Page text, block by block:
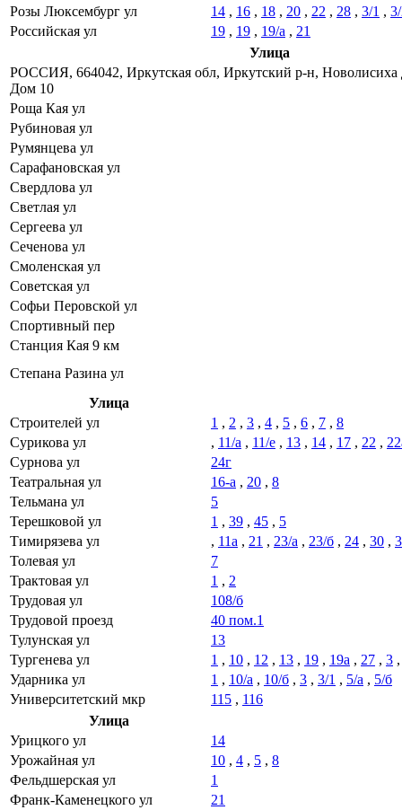
Розы Люксембург ул
14 , 16 , 18 , 20 , 22 , 28 , 3/1 ,
Российская ул
19 , 19 , 19/а , 21
Улица
РОССИЯ, 664042, Иркутская обл, Иркутский р-н, Новолисиха
Дом 10
Роща Кая ул
Рубиновая ул
Румянцева ул
Сарафановская ул
Свердлова ул
Светлая ул
Сергеева ул
Сеченова ул
Смоленская ул
Советская ул
Софьи Перовской ул
Спортивный пер
Станция Кая 9 км
Степана Разина ул
Улица
Строителей ул
1 , 2 , 3 , 4 , 5 , 6 , 7 , 8
Сурикова ул
, 11/а , 11/е , 13 , 14 , 17 , 22 ,
Сурнова ул
24г
Театральная ул
16-а , 20 , 8
Тельмана ул
5
Терешковой ул
1 , 39 , 45 , 5
Тимирязева ул
, 11а , 21 , 23/а , 23/б , 24 , 30 ,
Толевая ул
7
Трактовая ул
1 , 2
Трудовая ул
108/б
Трудовой проезд
40 пом.1
Тулунская ул
13
Тургенева ул
1 , 10 , 12 , 13 , 19 , 19а , 27 , 3
Ударника ул
1 , 10/а , 10/б , 3 , 3/1 , 5/а , 5/б
Университетский мкр
115 , 116
Улица
Урицкого ул
14
Урожайная ул
10 , 4 , 5 , 8
Фельдшерская ул
1
Франк-Каменецкого ул
21